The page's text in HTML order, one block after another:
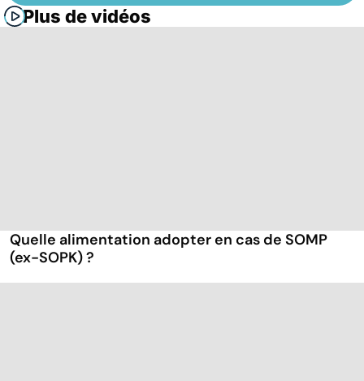
Plus de vidéos
Quelle alimentation adopter en cas de SOMP
(ex-SOPK) ?